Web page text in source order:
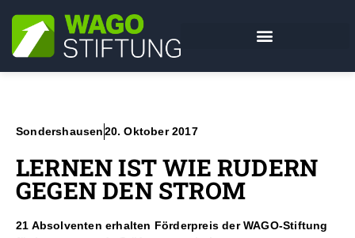
Sondershausen 20. Oktober 2017
LERNEN IST WIE RUDERN
GEGEN DEN STROM
21 Absolventen erhalten Förderpreis der WAGO-Stiftung